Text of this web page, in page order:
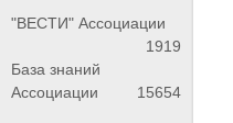
"ВЕСТИ" Ассоциации
1919
База знаний
Ассоциации
15654